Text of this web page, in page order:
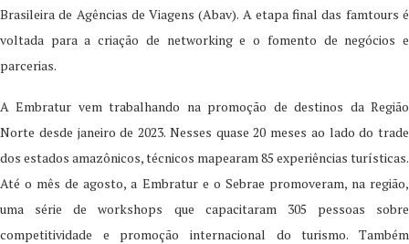
Brasileira de Agências de Viagens (Abav). A etapa final das famtours é
voltada para a criação de networking e o fomento de negócios e
parcerias.
A Embratur vem trabalhando na promoção de destinos da Região
Norte desde janeiro de 2023. Nesses quase 20 meses ao lado do trade
dos estados amazônicos, técnicos mapearam 85 experiências turísticas.
Até o mês de agosto, a Embratur e o Sebrae promoveram, na região,
uma série de workshops que capacitaram 305 pessoas sobre
competitividade e promoção internacional do turismo. Também